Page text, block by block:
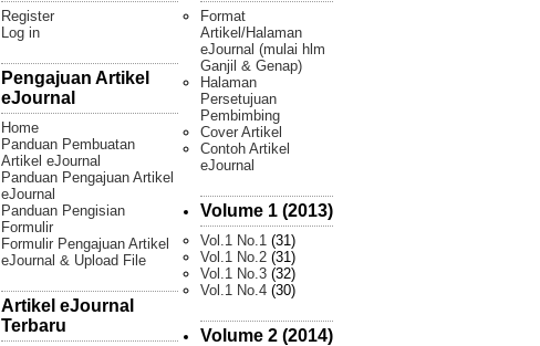
Register
Log in
Pengajuan Artikel
eJournal
Home
Panduan Pembuatan
Artikel eJournal
Panduan Pengajuan Artikel
eJournal
Panduan Pengisian
Formulir
Formulir Pengajuan Artikel
eJournal & Upload File
Artikel eJournal
Terbaru
Format
Artikel/Halaman
eJournal (mulai hlm
Ganjil & Genap)
Halaman
Persetujuan
Pembimbing
Cover Artikel
Contoh Artikel
eJournal
Volume 1 (2013)
Vol.1 No.1 (31)
Vol.1 No.2 (31)
Vol.1 No.3 (32)
Vol.1 No.4 (30)
Volume 2 (2014)